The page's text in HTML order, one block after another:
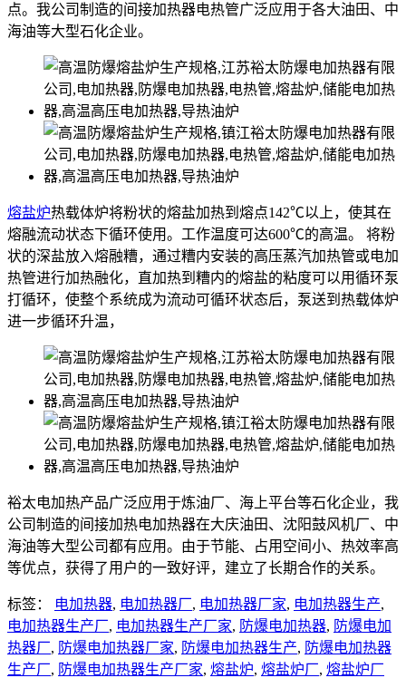
点。我公司制造的间接加热器电热管广泛应用于各大油田、中
海油等大型石化企业。
熔盐炉热载体炉将粉状的熔盐加热到熔点142℃以上，使其在
熔融流动状态下循环使用。工作温度可达600℃的高温。 将粉
状的深盐放入熔融糟，通过糟内安装的高压蒸汽加热管或电加
热管进行加热融化，直加热到糟内的熔盐的粘度可以用循环泵
打循环，使整个系统成为流动可循环状态后，泵送到热载体炉
进一步循环升温，
裕太电加热产品广泛应用于炼油厂、海上平台等石化企业，我
公司制造的间接加热电加热器在大庆油田、沈阳鼓风机厂、中
海油等大型公司都有应用。由于节能、占用空间小、热效率高
等优点，获得了用户的一致好评，建立了长期合作的关系。
标签： 电加热器, 电加热器厂, 电加热器厂家, 电加热器生产,
电加热器生产厂, 电加热器生产厂家, 防爆电加热器, 防爆电加
热器厂, 防爆电加热器厂家, 防爆电加热器生产, 防爆电加热器
生产厂, 防爆电加热器生产厂家, 熔盐炉, 熔盐炉厂, 熔盐炉厂